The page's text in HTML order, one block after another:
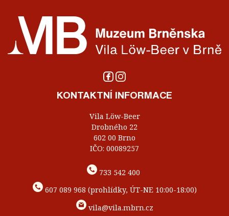
KONTAKTNÍ INFORMACE
Vila Löw-Beer
Drobného 22
602 00 Brno
IČO: 00089257
733 542 400
607 089 968 (prohlídky, ÚT-NE 10:00-18:00)
vila@vila.mbrn.cz